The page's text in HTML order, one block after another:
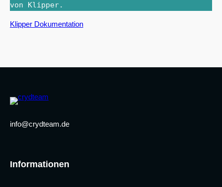
von Klipper.
Klipper Dokumentation
info@crydteam.de
Informationen